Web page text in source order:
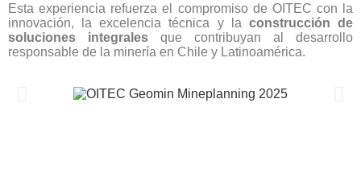
Esta experiencia refuerza el compromiso de OITEC con la
innovación, la excelencia técnica y la construcción de
soluciones integrales que contribuyan al desarrollo
responsable de la minería en Chile y Latinoamérica.